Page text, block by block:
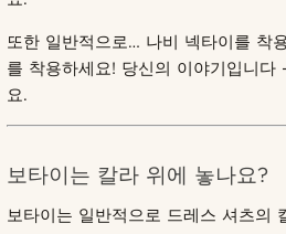
또한 일반적으로… 나비 넥타이를 착
를 착용하세요! 당신의 이야기입니다
요.
보타이는 칼라 위에 놓나요?
보타이는 일반적으로 드레스 셔츠의